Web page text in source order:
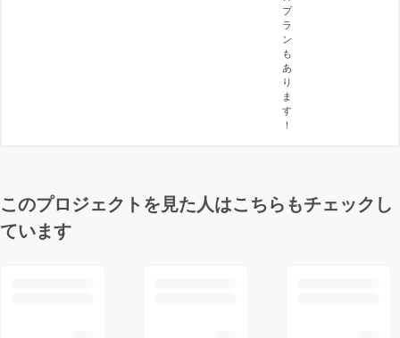
プ
ラ
ン
も
あ
り
ま
す
！
このプロジェクトを見た人はこちらもチェックし
ています